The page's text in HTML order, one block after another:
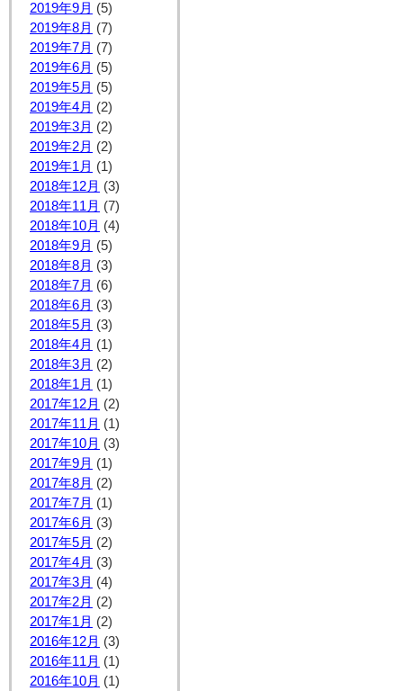
2019年9月 (5)
2019年8月 (7)
2019年7月 (7)
2019年6月 (5)
2019年5月 (5)
2019年4月 (2)
2019年3月 (2)
2019年2月 (2)
2019年1月 (1)
2018年12月 (3)
2018年11月 (7)
2018年10月 (4)
2018年9月 (5)
2018年8月 (3)
2018年7月 (6)
2018年6月 (3)
2018年5月 (3)
2018年4月 (1)
2018年3月 (2)
2018年1月 (1)
2017年12月 (2)
2017年11月 (1)
2017年10月 (3)
2017年9月 (1)
2017年8月 (2)
2017年7月 (1)
2017年6月 (3)
2017年5月 (2)
2017年4月 (3)
2017年3月 (4)
2017年2月 (2)
2017年1月 (2)
2016年12月 (3)
2016年11月 (1)
2016年10月 (1)